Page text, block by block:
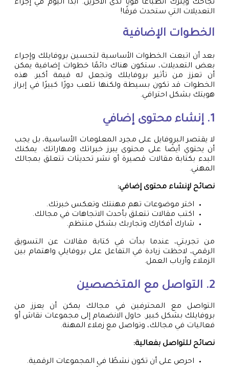
نجاحك ويترك انطباعًا قويًا لدى الآخرين. ابدأ اليوم في إجراء
التعديلات التي ستحدث فرقًا!
الخطوات الإضافية
بعد أن اتبعت الخطوات الأساسية لتحسين بروفايلك وإجراء
بعض التعديلات، ستكون هناك دائمًا خطوات إضافية يمكن
أن تعزز من تأثير بروفايلك وتجعل له قيمة أكبر. هذه
الخطوات قد تكون بسيطة ولكنها تلعب دورًا كبيرًا في إبراز
هويتك بشكل احترافي.
1. إنشاء محتوى إضافي
لا يقتصر البروفايل على مجرد المعلومات الأساسية، بل يجب
أن يحتوي أيضًا على محتوى يبرز خبراتك ومهاراتك. يمكنك
البدء بكتابة مقالات قصيرة أو نشر تحديثات تتعلق بمجالك
المهني.
نصائح لإنشاء محتوى إضافي:
اختر موضوعات تهم مهنتك وتعكس خبرتك.
اكتب مقالات تتعلق بأحدث الاتجاهات في مجالك.
شارك أفكارك وتجاربك بشكل منتظم.
من تجربتي، عندما بدأت في كتابة مقالات عن التسويق
الرقمي، لاحظت زيادة في التفاعل على بروفايلي واهتمام بين
الزملاء وأرباب العمل.
2. التواصل مع المتخصصين
التواصل مع المحترفين في مجالك يمكن أن يعزز من
بروفايلك بشكل كبير. حاول الانضمام إلى مجموعات نقاش أو
فعاليات في مجالك، وتواصل مع زملاء المهنة.
نصائح للتواصل بفعالية:
احرص على أن تكون نشطًا في المجموعات الرقمية.